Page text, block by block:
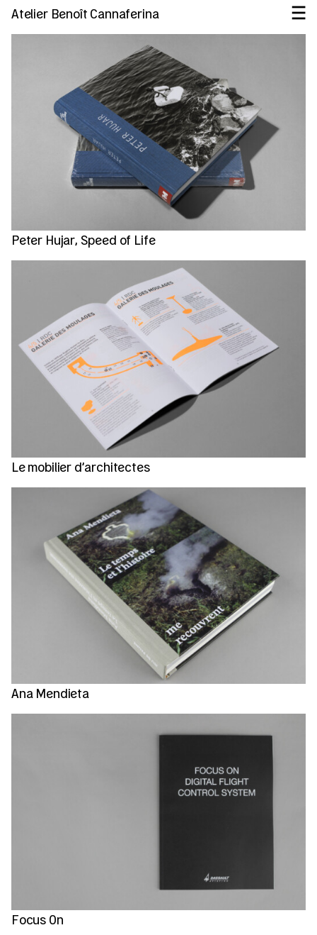
Atelier Benoît Cannaferina
Peter Hujar, Speed of Life
Le mobilier d’architectes
Ana Mendieta
Focus On